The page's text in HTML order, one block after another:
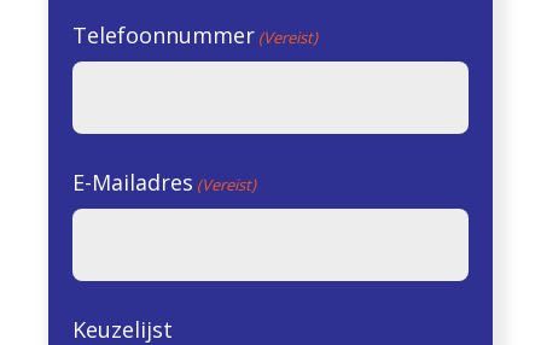
Telefoonnummer (Vereist)
E-Mailadres (Vereist)
Keuzelijst